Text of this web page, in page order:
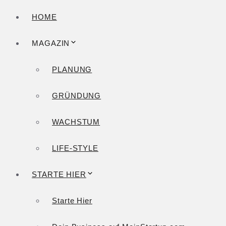
HOME
MAGAZIN
PLANUNG
GRÜNDUNG
WACHSTUM
LIFE-STYLE
STARTE HIER
Starte Hier